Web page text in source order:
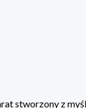
stworzony z